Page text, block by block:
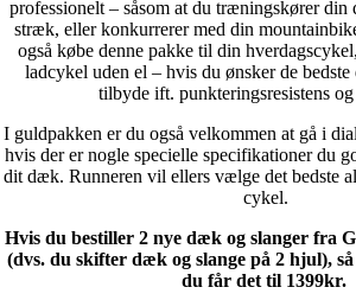
professionelt – såsom at du træningskører din
stræk, eller konkurrerer med din
også købe denne pakke til din
ladcykel uden el – hvis du ønsker de
tilbyde ift. punkteringsresistens
I guldpakken er du også velkommen at gå i
hvis der er nogle specielle specifikationer du
dit dæk. Runneren vil ellers vælge det bedste
cykel.
Hvis du bestiller 2 nye dæk og slanger fra
(dvs. du skifter dæk og slange på 2 hjul),
du får det til 1399kr.